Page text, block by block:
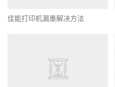
佳能打印机漏墨解决方法